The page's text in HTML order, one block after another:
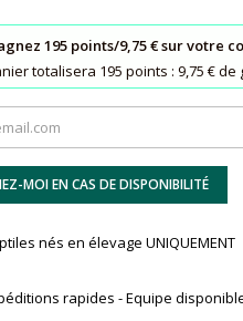
195 points/9,75 € sur votre
totalisera 195 points : 9,75 €
MOI EN CAS DE DISPONIBILITÉ
nés en élevage UNIQUEMENT
rapides - Equipe